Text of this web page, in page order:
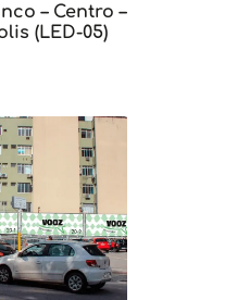
– Centro –
(LED-05)